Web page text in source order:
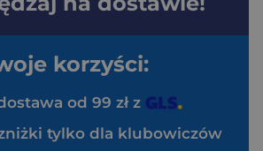
korzyści:
od 99 zł z
tylko dla klubowiczów